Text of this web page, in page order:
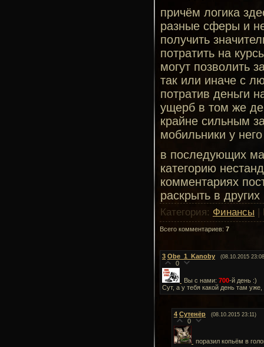
причём логика
разные сферы и
получить
потратить на
могут позволить
так или иначе с
потратив деньги
ущерб в том же
крайне сильным
мобильники у
в последующих
категорию
комментариях
раскрыть в
Категория: Финансы |
Всего комментариев: 7
3 Obe_1_Kanoby (08.10.2015
0
Вы с нами: 700-й день :)
Сут, а у тебя какой день там
4 Сутенёр (08.10.2015 23:11)
0
поразил копьём в